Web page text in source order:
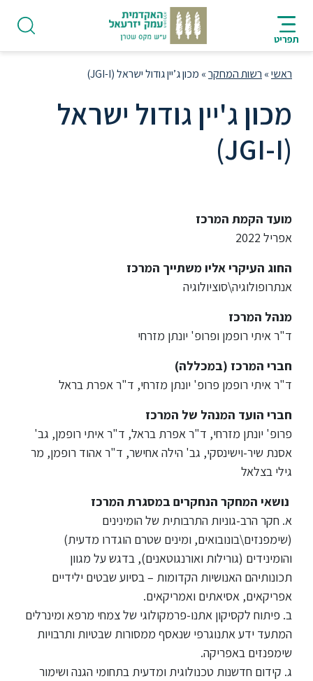
לתוכן
מרכזי
העמוד
תפריט
HE
פודקאסט
תואר
ללימודי
אנגלית
תואר
שני
המרכז
הקדם
לימודי
חוץ
והמשך
מתעניינים
סטודנטים
ראשי» רשות המחקר» מכון ג’יין גודול ישראל (‏JGI-I‏)
מכון ג'יין גודול ישראל
(‏JGI-I‏)
מועד הקמת המרכז
אפריל 2022
החוג העיקרי אליו משתייך המרכז
אנתרופולוגיה\סוציולוגיה
מנהל המרכז
ד"ר איתי רופמן ופרופ' יונתן מזרחי
חברי המרכז (במכללה)
ד"ר איתי רופמן פרופ' יונתן מזרחי, ד"ר אפרת בראל
חברי הועד המנהל של המרכז
פרופ' יונתן מזרחי, ד"ר אפרת בראל, ד"ר איתי רופמן, גב'
אסנת שיר-וישינסקי, גב' הילה אחישר, ד"ר אהוד רופמן, מר
גילי בצלאל
נושאי המחקר הנחקרים במסגרת המרכז
א. חקר הרב-גוניות התרבותית של הומינינים
(שימפנזים\בונובואים, ומינים שטרם הוגדרו מדעית)
והומינידים (גורילות ואורנגוטאנים), בדגש על מגוון
תכונותיהם האנושיות הקדומות – בסיוע שבטים ילידיים
אפריקאים, אסיאתים ואמריקאים.
ב. פיתוח לקסיקון אתנו-פרמקולוגי של צמחי מרפא ומינרלים
המתעד ידע אתנוגרפי שנאסף ממסורות שבטיות ותרבויות
שימפנזים באפריקה.
ג. קידום חדשנות טכנולוגית ומדעית בתחומי הגנה ושימור